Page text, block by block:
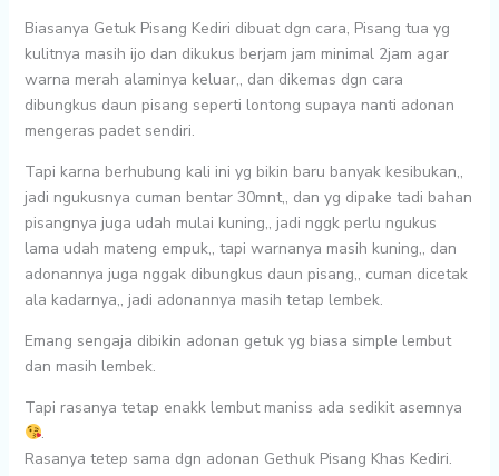
Biasanya Getuk Pisang Kediri dibuat dgn cara, Pisang tua yg
kulitnya masih ijo dan dikukus berjam jam minimal 2jam agar
warna merah alaminya keluar,, dan dikemas dgn cara
dibungkus daun pisang seperti lontong supaya nanti adonan
mengeras padet sendiri.
Tapi karna berhubung kali ini yg bikin baru banyak kesibukan,,
jadi ngukusnya cuman bentar 30mnt,, dan yg dipake tadi bahan
pisangnya juga udah mulai kuning,, jadi nggk perlu ngukus
lama udah mateng empuk,, tapi warnanya masih kuning,, dan
adonannya juga nggak dibungkus daun pisang,, cuman dicetak
ala kadarnya,, jadi adonannya masih tetap lembek.
Emang sengaja dibikin adonan getuk yg biasa simple lembut
dan masih lembek.
Tapi rasanya tetap enakk lembut maniss ada sedikit asemnya
.
Rasanya tetep sama dgn adonan Gethuk Pisang Khas Kediri.